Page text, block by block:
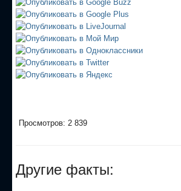
Просмотров: 2 839
Другие факты: